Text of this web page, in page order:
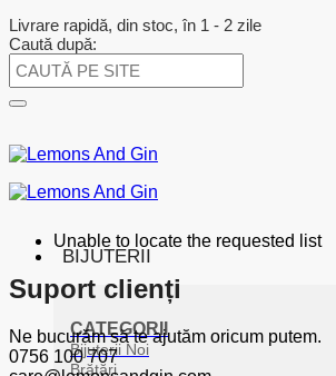
Livrare rapidă, din stoc, în 1 - 2 zile
Caută după:
BIJUTERII
CATEGORII
Bijuterii Noi
Brățări
Unable to locate the requested list
Suport clienți
Ne bucurăm să te ajutăm oricum putem.
0756 100 707